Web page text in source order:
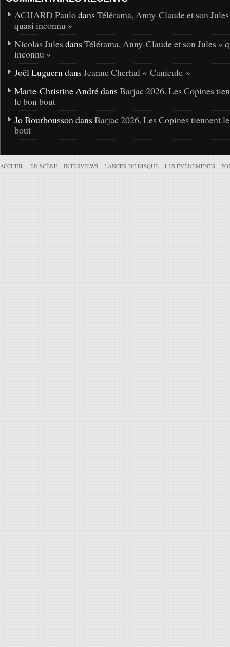
ACHARD Paulodans Télérama, Anny-Claude et son
quasi inconnu »
Nicolas Jules dans Télérama, Anny-Claude et son Jules «
inconnu »
Joël Luguern dans Jeanne Cherhal « Canicule »
Marie-Christine André dans Barjac 2026. Les Copines
le bon bout
Jo Bourbousson dans Barjac 2026. Les Copines tiennent
bout
ACCUEIL EN SCÈNE INTERVIEWS LANCER DE DISQUE LES ÉVÉNEMENTS